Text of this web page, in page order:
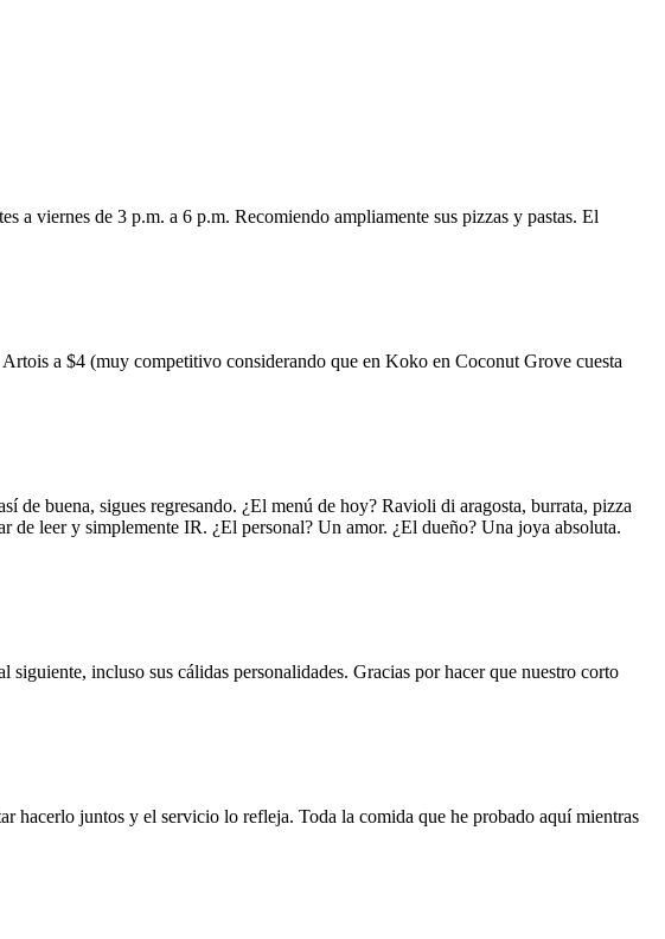
a viernes de 3 p.m. a 6 p.m. Recomiendo ampliamente sus pizzas y pastas. El
a $4 (muy competitivo considerando que en Koko en Coconut Grove cuesta
de buena, sigues regresando. ¿El menú de hoy? Ravioli di aragosta, burrata, pizza
de leer y simplemente IR. ¿El personal? Un amor. ¿El dueño? Una joya absoluta.
incluso sus cálidas personalidades. Gracias por hacer que nuestro corto
hacerlo juntos y el servicio lo refleja. Toda la comida que he probado aquí mientras